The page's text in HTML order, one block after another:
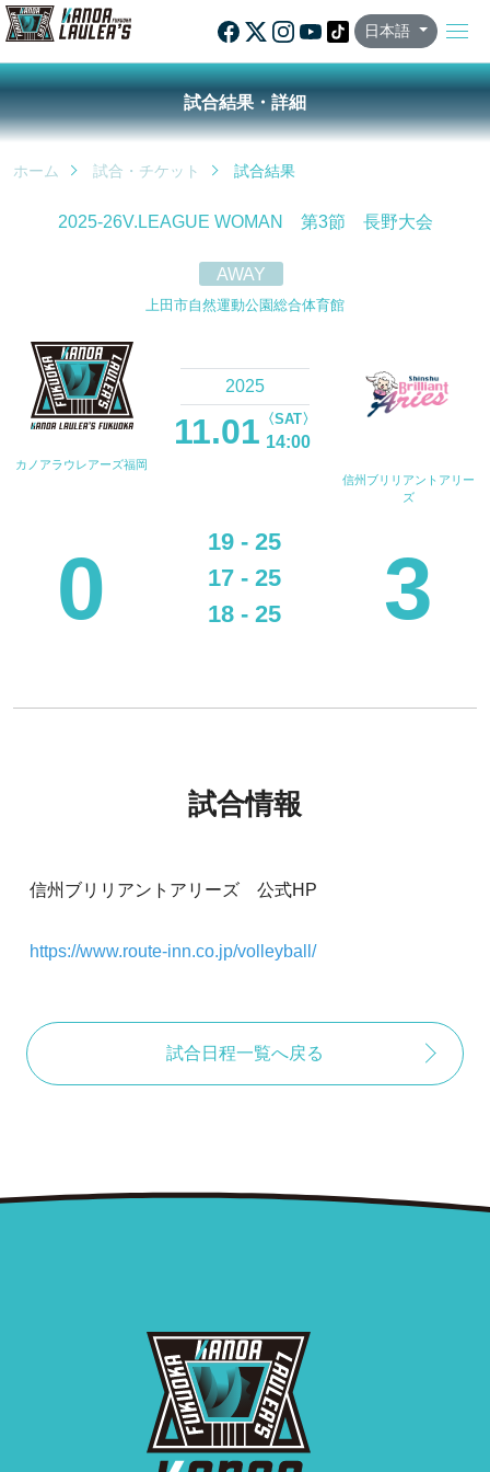
日本語
試合結果・詳細
ホーム 試合・チケット 試合結果
2025-26V.LEAGUE WOMAN 第3節 長野大会
AWAY
上田市自然運動公園総合体育館
カノアラウレアーズ福岡
2025
11.01 〈SAT〉
14:00
信州ブリリアントアリー
ズ
0
19 - 25
17 - 25
18 - 25
3
試合情報
信州ブリリアントアリーズ 公式HP
https://www.route-inn.co.jp/volleyball/
試合日程一覧へ戻る